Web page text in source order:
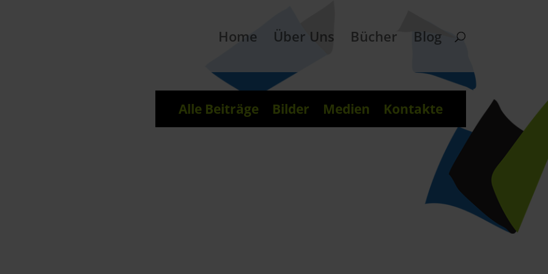
Home Über Uns Bücher Blog
Alle Beiträge Bilder Medien Kontakte